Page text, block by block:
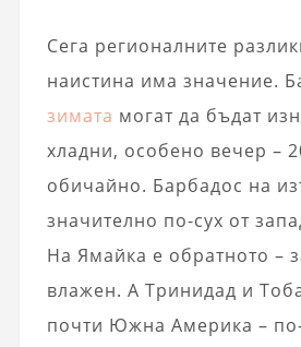
Сега регионалните
наистина има значение.
зимата могат да бъдат
хладни, особено вечер –
обичайно. Барбадос на
значително по-сух от
На Ямайка е обратното –
влажен. А Тринидад и
почти Южна Америка –